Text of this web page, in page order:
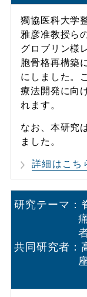
獨協医科大学
雅彦准教授ら
グロブリン様
胞骨格再構築
にしました。
療法開発に向
れます。
なお、本研究
ました。
詳細はこち
研究テーマ：
共同研究者：